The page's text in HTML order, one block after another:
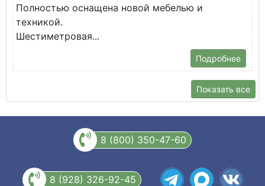
Полностью оснащена новой мебелью и
техникой.
Шестиметровая...
Подробнее
Показать все
8 (800) 350-47-60
8 (928) 326-92-45